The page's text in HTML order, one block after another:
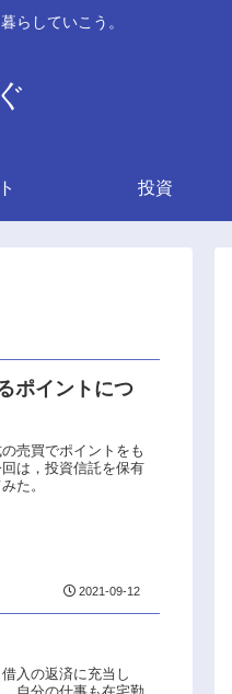
らしていこう。
投資
ポイントにつ
売買でポイントをも
は，投資信託を保有
た。
2021-09-12
入の返済に充当し